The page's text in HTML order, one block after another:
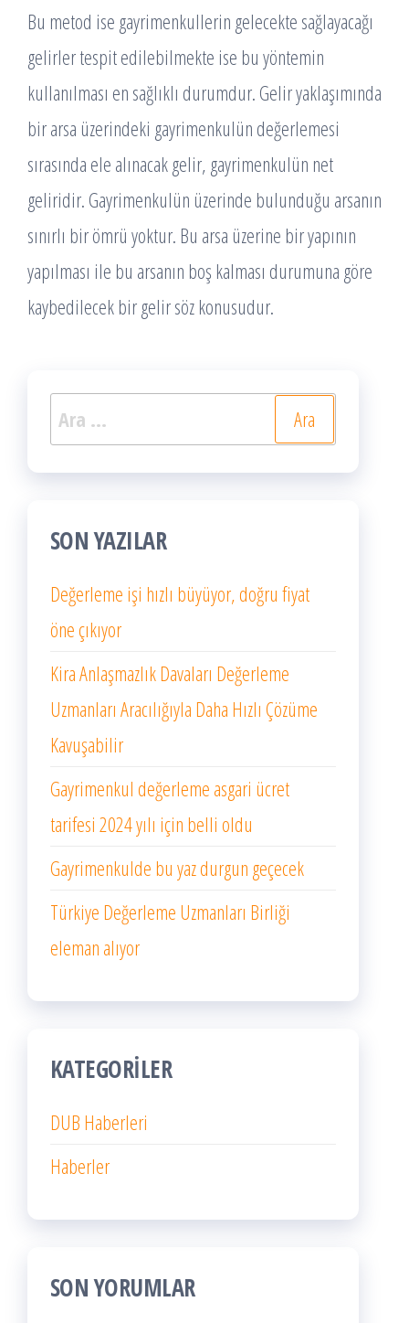
Bu metod ise gayrimenkullerin gelecekte sağlayacağı
gelirler tespit edilebilmekte ise bu yöntemin
kullanılması en sağlıklı durumdur. Gelir yaklaşımında
bir arsa üzerindeki gayrimenkulün değerlemesi
sırasında ele alınacak gelir, gayrimenkulün net
geliridir. Gayrimenkulün üzerinde bulunduğu arsanın
sınırlı bir ömrü yoktur. Bu arsa üzerine bir yapının
yapılması ile bu arsanın boş kalması durumuna göre
kaybedilecek bir gelir söz konusudur.
Arama:
SON YAZILAR
Değerleme işi hızlı büyüyor, doğru fiyat
öne çıkıyor
Kira Anlaşmazlık Davaları Değerleme
Uzmanları Aracılığıyla Daha Hızlı Çözüme
Kavuşabilir
Gayrimenkul değerleme asgari ücret
tarifesi 2024 yılı için belli oldu
Gayrimenkulde bu yaz durgun geçecek
Türkiye Değerleme Uzmanları Birliği
eleman alıyor
KATEGORILER
DUB Haberleri
Haberler
SON YORUMLAR